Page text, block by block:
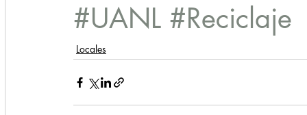
#UANL #Reciclaje
Locales